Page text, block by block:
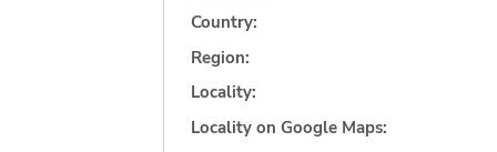
Country:
Region:
Locality:
Locality on Google Maps: